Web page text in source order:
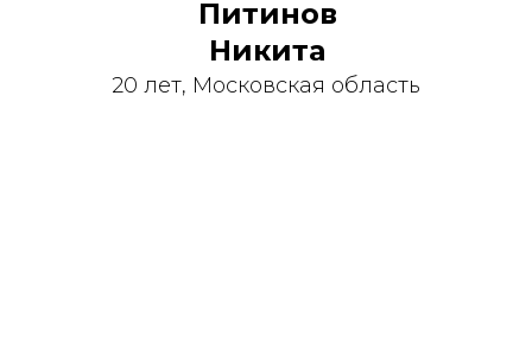
Питинов
Никита
20 лет, Московская область